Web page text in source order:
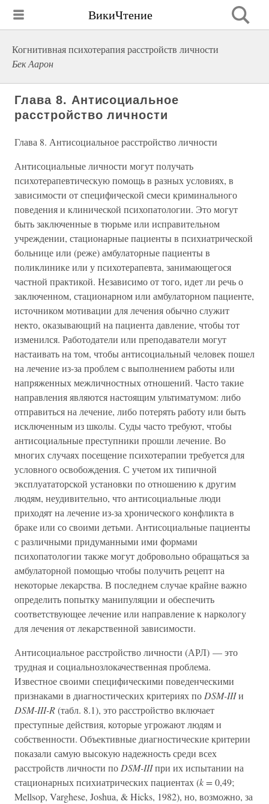
ВикиЧтение
Когнитивная психотерапия расстройств личности
Бек Аарон
Глава 8. Антисоциальное
расстройство личности
Глава 8. Антисоциальное расстройство личности
Антисоциальные личности могут получать
психотерапевтическую помощь в разных условиях, в
зависимости от специфической смеси криминального
поведения и клинической психопатологии. Это могут
быть заключенные в тюрьме или исправительном
учреждении, стационарные пациенты в психиатрической
больнице или (реже) амбулаторные пациенты в
поликлинике или у психотерапевта, занимающегося
частной практикой. Независимо от того, идет ли речь о
заключенном, стационарном или амбулаторном пациенте,
источником мотивации для лечения обычно служит
некто, оказывающий на пациента давление, чтобы тот
изменился. Работодатели или преподаватели могут
настаивать на том, чтобы антисоциальный человек пошел
на лечение из-за проблем с выполнением работы или
напряженных межличностных отношений. Часто такие
направления являются настоящим ультиматумом: либо
отправиться на лечение, либо потерять работу или быть
исключенным из школы. Суды часто требуют, чтобы
антисоциальные преступники прошли лечение. Во
многих случаях посещение психотерапии требуется для
условного освобождения. С учетом их типичной
эксплуататорской установки по отношению к другим
людям, неудивительно, что антисоциальные люди
приходят на лечение из-за хронического конфликта в
браке или со своими детьми. Антисоциальные пациенты
с различными придуманными ими формами
психопатологии также могут добровольно обращаться за
амбулаторной помощью чтобы получить рецепт на
некоторые лекарства. В последнем случае крайне важно
определить попытку манипуляции и обеспечить
соответствующее лечение или направление к наркологу
для лечения от лекарственной зависимости.
Антисоциальное расстройство личности (АРЛ) — это
трудная и социальнозлокачественная проблема.
Известное своими специфическими поведенческими
признаками в диагностических критериях по DSM-IIIи
DSM-III-R(табл. 8.1), это расстройство включает
преступные действия, которые угрожают людям и
собственности. Объективные диагностические критерии
показали самую высокую надежность среди всех
расстройств личности по DSM-IIIпри их испытании на
стационарных психиатрических пациентах (k =0,49;
Mellsop, Varghese, Joshua, & Hicks, 1982), но, возможно, за